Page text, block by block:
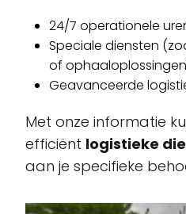
24/7 operationele
Speciale diensten
of
Geavanceerde
Met onze informatie
efficiënt logistieke
aan je specifieke